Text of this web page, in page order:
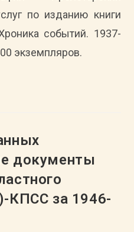
по изданию книги
событий. 1937-
экземпляров.
документы
КПСС за 1946-